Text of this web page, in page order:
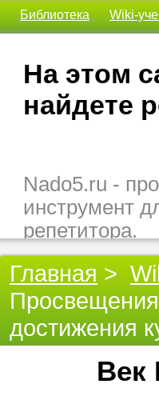
Библиотека Wiki-
На этом
найдете
Nado5.ru -
инструмент
репетитора.
Здесь вы
подходящего
быстро,
бесплатно.
Оставьте
позвоните
Главная >
Просвещения
достижения
Век